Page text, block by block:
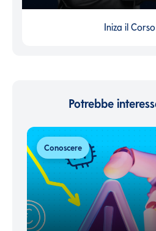
Iniza il Corso
Potrebbe
Conoscere